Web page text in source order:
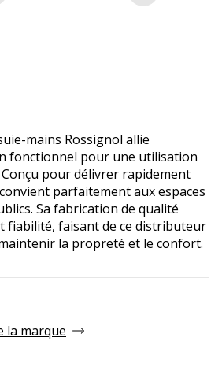
mains Rossignol allie
fonctionnel pour une utilisation
pour délivrer rapidement
parfaitement aux espaces
Sa fabrication de qualité
fiabilité, faisant de ce distributeur
la propreté et le confort.
la marque